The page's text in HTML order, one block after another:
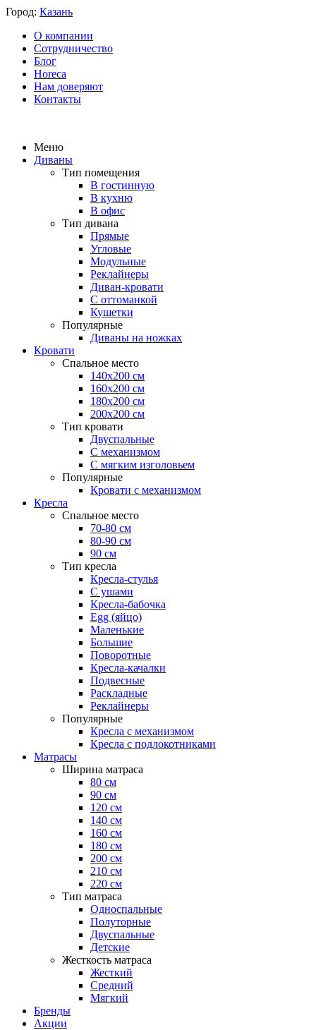
Город: Казань
О компании
Сотрудничество
Блог
Horeca
Нам доверяют
Контакты
Меню
Диваны
Тип помещения
В гостинную
В кухню
В офис
Тип дивана
Прямые
Угловые
Модульные
Реклайнеры
Диван-кровати
С оттоманкой
Кушетки
Популярные
Диваны на ножках
Кровати
Спальное место
140х200 см
160х200 см
180х200 см
200х200 см
Тип кровати
Двуспальные
С механизмом
С мягким изголовьем
Популярные
Кровати с механизмом
Кресла
Спальное место
70-80 см
80-90 см
90 см
Тип кресла
Кресла-стулья
С ушами
Кресла-бабочка
Egg (яйцо)
Маленькие
Большие
Поворотные
Кресла-качалки
Подвесные
Раскладные
Реклайнеры
Популярные
Кресла с механизмом
Кресла с подлокотниками
Матрасы
Ширина матраса
80 см
90 см
120 см
140 см
160 см
180 см
200 см
210 см
220 см
Тип матраса
Односпальные
Полуторные
Двуспальные
Детские
Жесткость матраса
Жесткий
Средний
Мягкий
Бренды
Акции